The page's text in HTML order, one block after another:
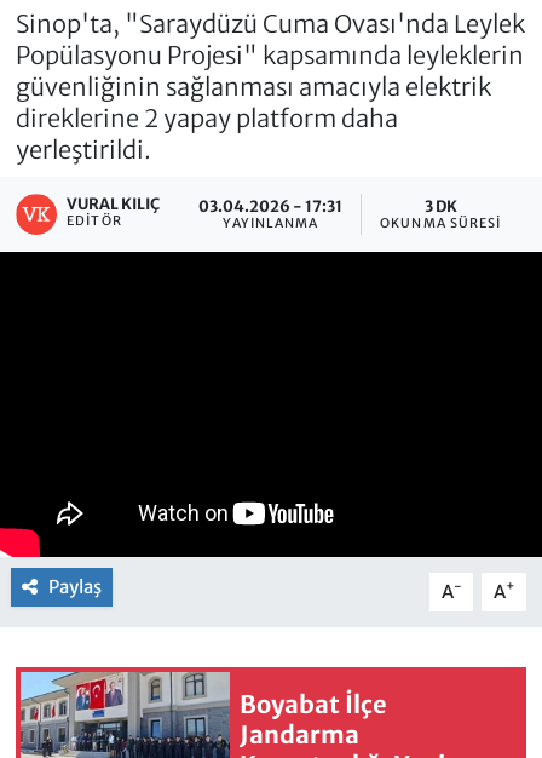
Sinop'ta, "Saraydüzü Cuma Ovası'nda Leylek
Popülasyonu Projesi" kapsamında leyleklerin
güvenliğinin sağlanması amacıyla elektrik
direklerine 2 yapay platform daha
yerleştirildi.
VURAL KILIÇ
EDITÖR
03.04.2026 - 17:31
YAYINLANMA
3 DK
OKUNMA SÜRESI
Paylaş A- A+
Boyabat İlçe
Jandarma
Son Dakika Haberleri
Haber Arşivi